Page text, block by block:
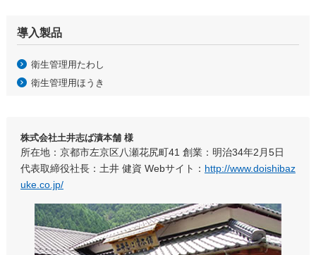
導入製品
衛生管理用たわし
衛生管理用ほうき
株式会社土井志ば漬本舗 様
所在地：京都市左京区八瀬花尻町41 創業：明治34年2月5日
代表取締役社長：土井 健資 Webサイト： http://www.doishibaz
uke.co.jp/